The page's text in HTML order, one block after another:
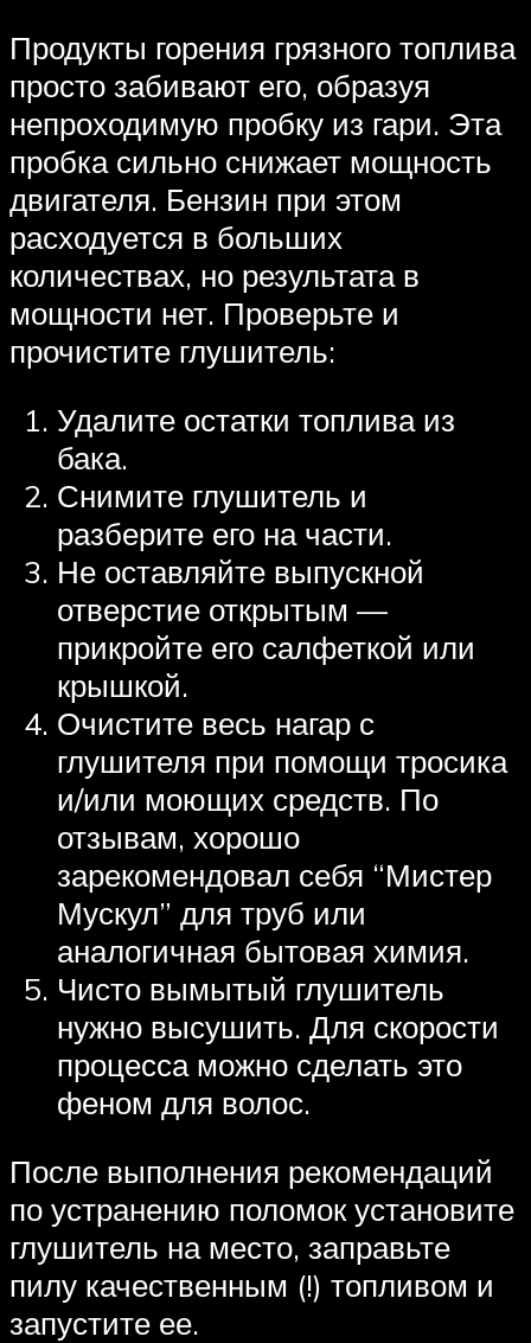
Продукты горения грязного топлива
просто забивают его, образуя
непроходимую пробку из гари. Эта
пробка сильно снижает мощность
двигателя. Бензин при этом
расходуется в больших
количествах, но результата в
мощности нет. Проверьте и
прочистите глушитель:
Удалите остатки топлива из
бака.
Снимите глушитель и
разберите его на части.
Не оставляйте выпускной
отверстие открытым —
прикройте его салфеткой или
крышкой.
Очистите весь нагар с
глушителя при помощи тросика
и/или моющих средств. По
отзывам, хорошо
зарекомендовал себя “Мистер
Мускул” для труб или
аналогичная бытовая химия.
Чисто вымытый глушитель
нужно высушить. Для скорости
процесса можно сделать это
феном для волос.
После выполнения рекомендаций
по устранению поломок установите
глушитель на место, заправьте
пилу качественным (!) топливом и
запустите ее.